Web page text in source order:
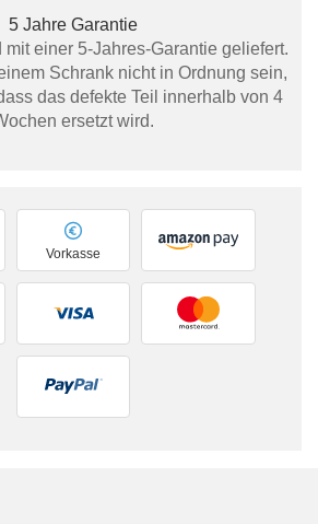
5 Jahre Garantie
einer 5-Jahres-Garantie geliefert.
Schrank nicht in Ordnung sein,
das defekte Teil innerhalb von 4
ersetzt wird.
Vorkasse